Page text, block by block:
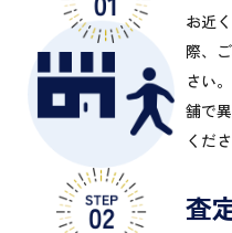
お近
際、
さい
舗で
くださ
査